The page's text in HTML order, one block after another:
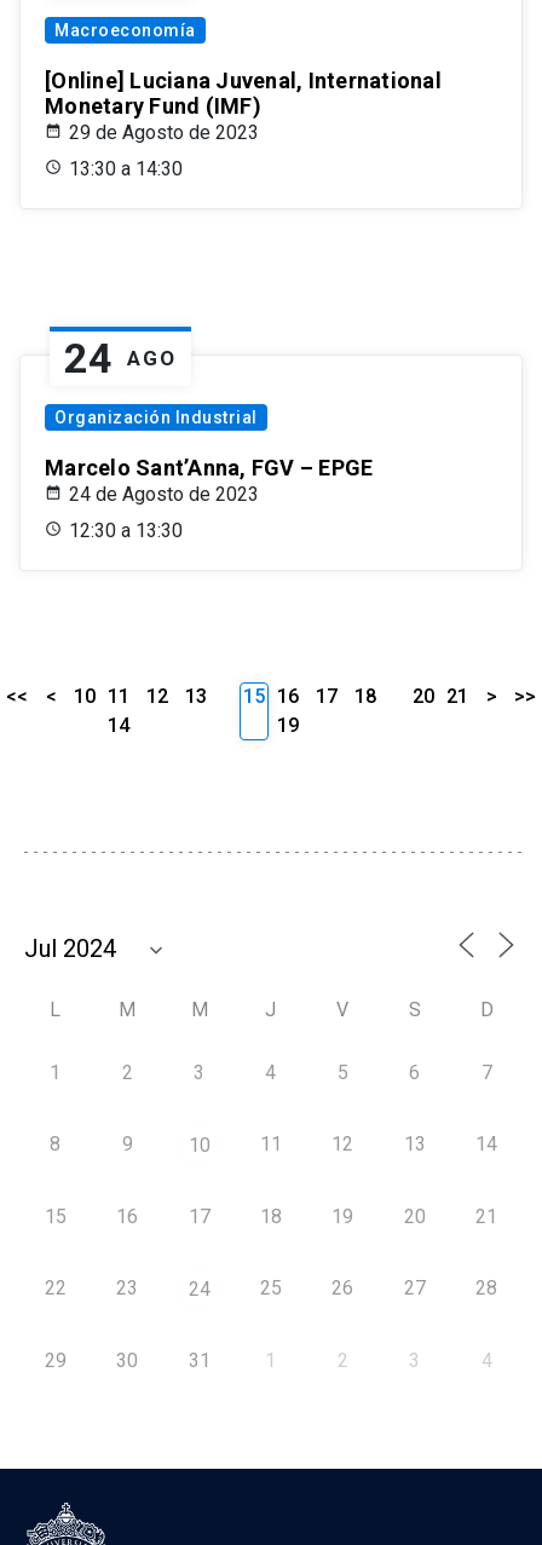
Macroeconomía
[Online] Luciana Juvenal, International
Monetary Fund (IMF)
29 de Agosto de 2023
13:30 a 14:30
24 AGO
Organización Industrial
Marcelo Sant’Anna, FGV – EPGE
24 de Agosto de 2023
12:30 a 13:30
<< < 10 11 12
13
14
15 16 17
18
19
20 21 > >>
L M M J V S D
1 2 3 4 5 6 7
8 9 10 11 12 13 14
15 16 17 18 19 20 21
22 23 24 25 26 27 28
29 30 31 1 2 3 4